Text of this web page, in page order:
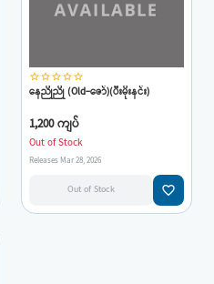
star_borderstar_borderstar_borderstar_borderstar_border
နေညိုညို (Old-ဇော်)(ပီးမိုးနင်း)
1,200 ကျပ်
Out of Stock
Releases Mar 28, 2026
Out of Stock favorite_border